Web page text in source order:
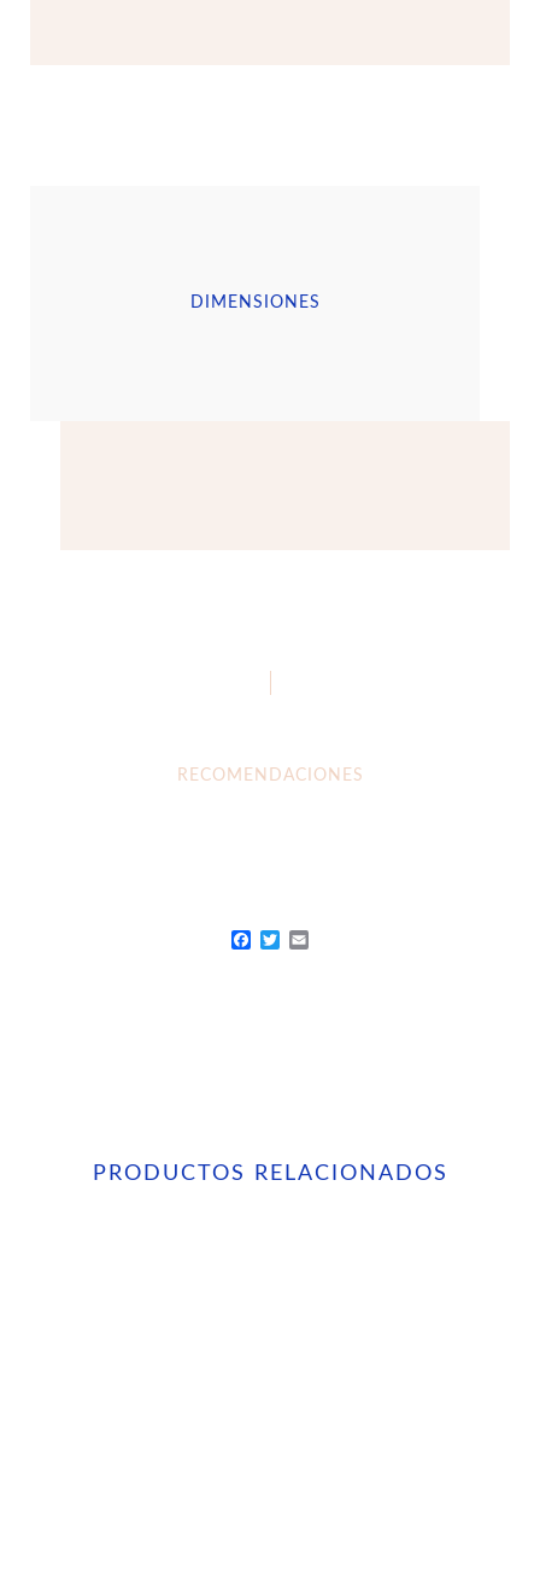
DIMENSIONES
RECOMENDACIONES
PRODUCTOS RELACIONADOS